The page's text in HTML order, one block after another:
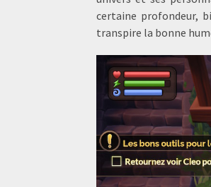
certaine profondeur,
transpire la bonne